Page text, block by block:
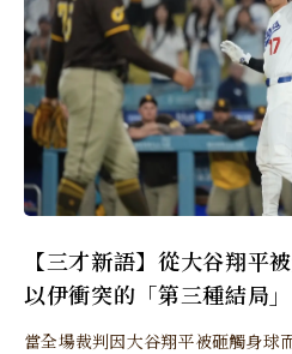
【三才新語】從大谷翔平
以伊衝突的「第三種結局」
當全場裁判因大谷翔平被砸觸身球